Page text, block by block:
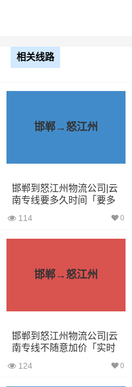
车型
4.2米货车 22立方
5.2米货车 31立方
6.8米货车 40立方
7.6米货车 48立方
9.6米货车 58立方
13米货车 80立方
其他货主物流经验分享
已发过邯郸到怒江州物流专
相关线路
邯郸→怒江州
邯郸到怒江州物流公司|云
南专线要多久时间「要多
114 0
邯郸→怒江州
邯郸到怒江州物流公司|云
南专线不随意加价「实时
124 0